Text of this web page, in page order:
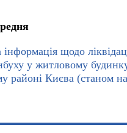
щодо
у житловому
районі Києва (станом на